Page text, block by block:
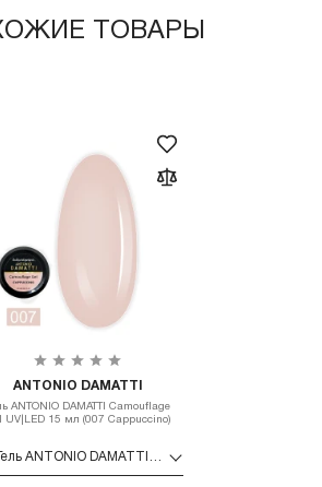
ТОВАРЫ
ANTONIO DAMATTI
ANTONIO DAMATTI Camouflage
UV|LED 15 мл (007 Cappuccino)
Гель ANTONIO DAMATTI Camouflage Gel UV|LED 15 мл (007 Cappuccino)